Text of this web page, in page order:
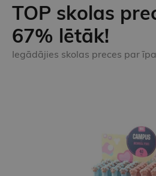
TOP skolas
67% lētāk!
Iegādājies skolas preces par